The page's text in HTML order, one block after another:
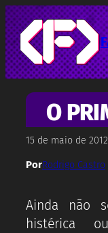
Pular
para
o
conteúdo
O
15 de maio de 2012
PorRodrigo Castro
Ainda não
histérica